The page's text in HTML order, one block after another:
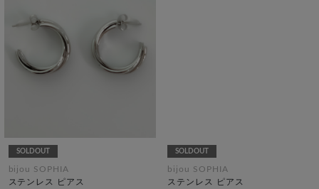
SOLDOUT
bijou SOPHIA
ステンレス ピアス
SOLDOUT
bijou SOPHIA
ステンレス ピアス